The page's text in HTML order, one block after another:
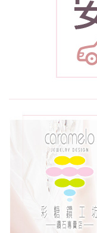
工：
3EX+H&A